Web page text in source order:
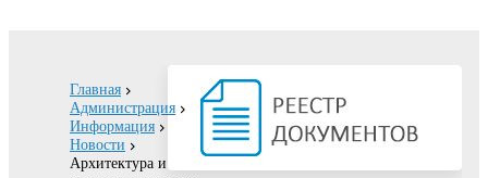
Главная
Администрация
Информация
Новости
Архитектура и